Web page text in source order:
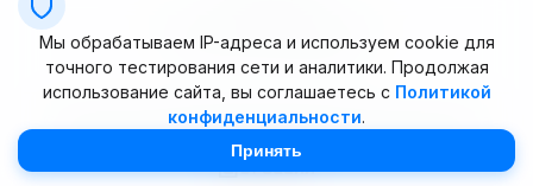
Условия использования
© 2025–2026 OpenSpeedTest (ИП Долматова В.В.). Все права
Мы обрабатываем IP-адреса и используем cookie для
точного тестирования сети и аналитики. Продолжая
использование сайта, вы соглашаетесь с Политикой
конфиденциальности.
Принять